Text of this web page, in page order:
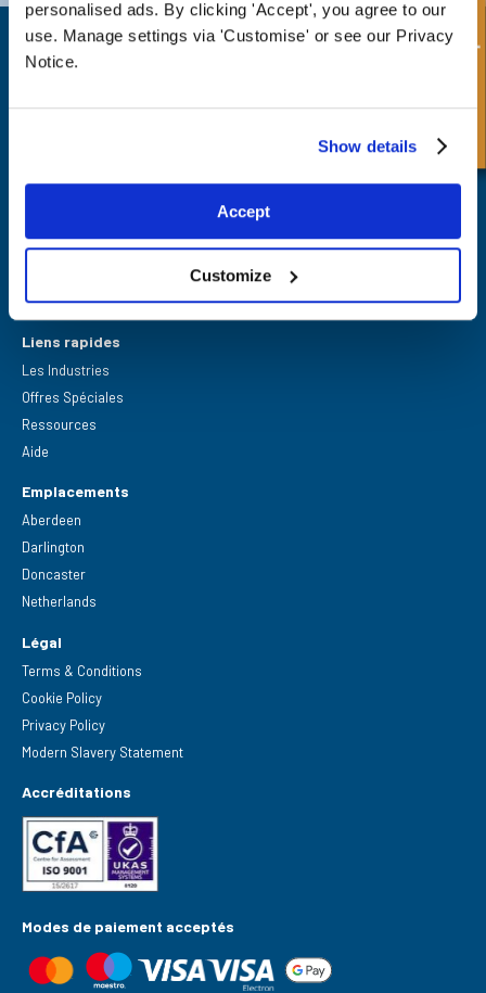
personalised ads. By clicking 'Accept', you agree to our
use. Manage settings via 'Customise' or see our Privacy
Notice.
Show details
Accept
Customize
Darlington,
Liens rapides
Les Industries
Offres Spéciales
Ressources
Aide
Emplacements
Aberdeen
Darlington
Doncaster
Netherlands
Légal
Terms & Conditions
Cookie Policy
Privacy Policy
Modern Slavery Statement
Accréditations
Modes de paiement acceptés
Demande rapide